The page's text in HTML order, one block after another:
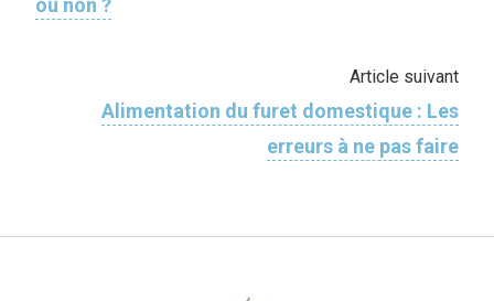
ou non ?
Article suivant
Alimentation du furet domestique : Les
erreurs à ne pas faire